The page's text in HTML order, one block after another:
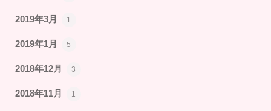
2019年3月 1
2019年1月 5
2018年12月 3
2018年11月 1